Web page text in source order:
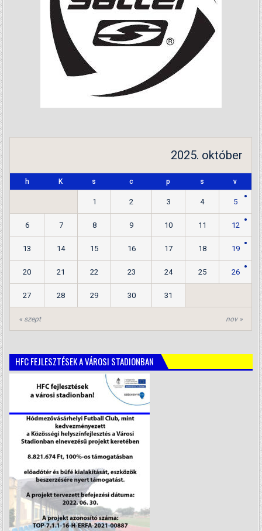
2025. október
h K s c p s v
« szept nov »
1 2 3 4 5
6 7 8 9 10 11 12
13 14 15 16 17 18 19
20 21 22 23 24 25 26
27 28 29 30 31
HFC FEJLESZTÉSEK A VÁROSI STADIONBAN